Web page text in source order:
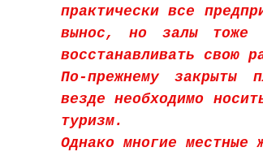
практически все
вынос, но залы тоже
восстанавливать свою
По-прежнему закрыты
везде необходимо
туризм.
Однако многие местные